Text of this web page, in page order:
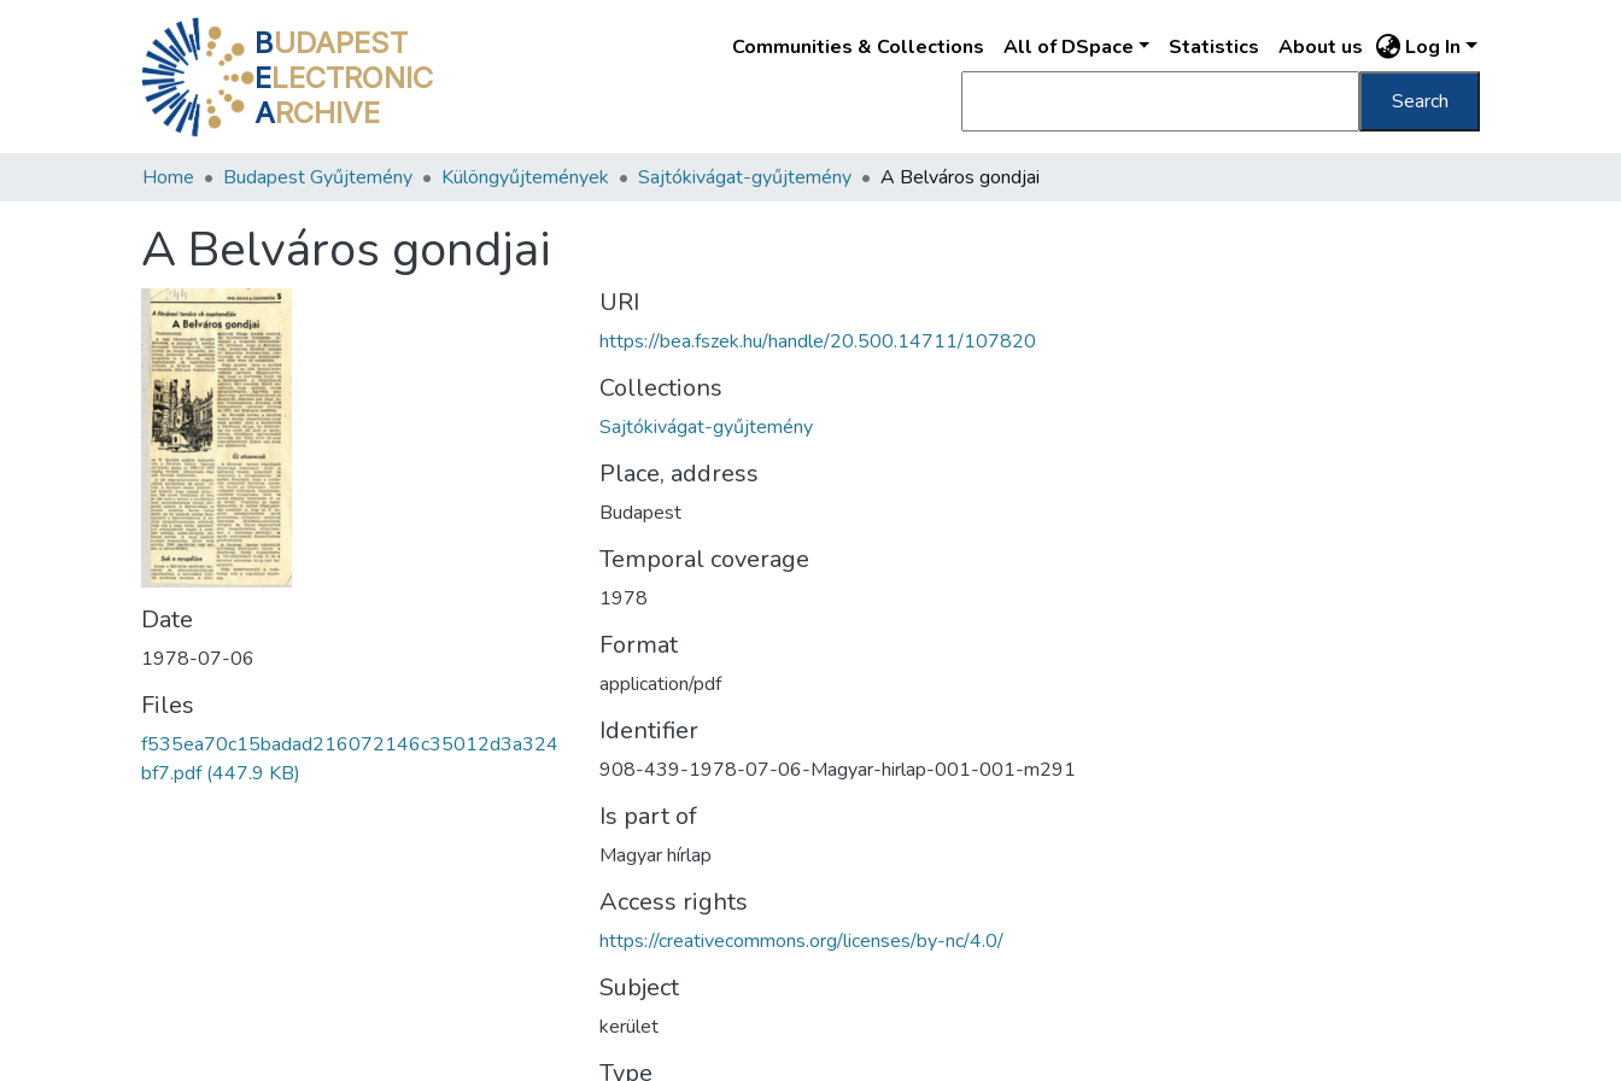
BUDAPEST
ELECTRONIC
ARCHIVE
Communities & Collections All of DSpace Statistics About us Log In
Search
Home Budapest Gyűjtemény Különgyűjtemények Sajtókivágat-gyűjtemény A Belváros gondjai
A Belváros gondjai
Date
1978-07-06
Files
f535ea70c15badad216072146c35012d3a324
bf7.pdf(447.9 KB)
URI
https://bea.fszek.hu/handle/20.500.14711/107820
Collections
Sajtókivágat-gyűjtemény
Place, address
Budapest
Temporal coverage
1978
Format
application/pdf
Identifier
908-439-1978-07-06-Magyar-hirlap-001-001-m291
Is part of
Magyar hírlap
Access rights
https://creativecommons.org/licenses/by-nc/4.0/
Subject
kerület
Type